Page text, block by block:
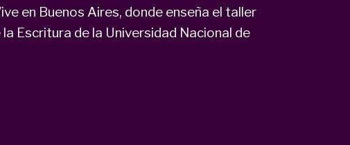
en Buenos Aires, donde enseña el taller
Escritura de la Universidad Nacional de